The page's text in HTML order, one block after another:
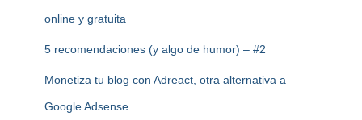
online y gratuita
5 recomendaciones (y algo de humor) – #2
Monetiza tu blog con Adreact, otra alternativa a
Google Adsense